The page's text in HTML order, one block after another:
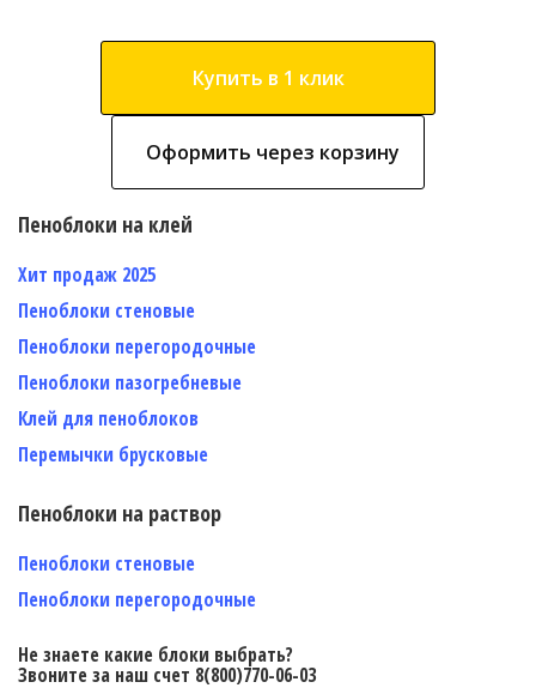
Купить в 1 клик
Оформить через корзину
Пеноблоки на клей
Хит продаж 2025
Пеноблоки стеновые
Пеноблоки перегородочные
Пеноблоки пазогребневые
Клей для пеноблоков
Перемычки брусковые
Пеноблоки на раствор
Пеноблоки стеновые
Пеноблоки перегородочные
Не знаете какие блоки выбрать?
Звоните за наш счет 8(800)770-06-03